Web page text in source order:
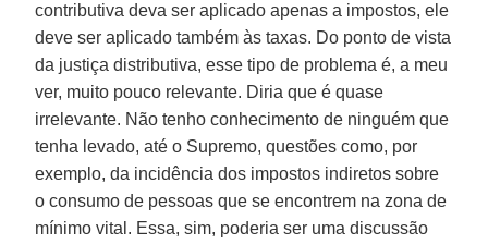
contributiva deva ser aplicado apenas a impostos, ele
deve ser aplicado também às taxas. Do ponto de vista
da justiça distributiva, esse tipo de problema é, a meu
ver, muito pouco relevante. Diria que é quase
irrelevante. Não tenho conhecimento de ninguém que
tenha levado, até o Supremo, questões como, por
exemplo, da incidência dos impostos indiretos sobre
o consumo de pessoas que se encontrem na zona de
mínimo vital. Essa, sim, poderia ser uma discussão